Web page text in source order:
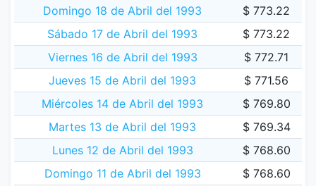
Domingo 18 de Abril del 1993
$ 773.22
Sábado 17 de Abril del 1993
$ 773.22
Viernes 16 de Abril del 1993
$ 772.71
Jueves 15 de Abril del 1993
$ 771.56
Miércoles 14 de Abril del 1993
$ 769.80
Martes 13 de Abril del 1993
$ 769.34
Lunes 12 de Abril del 1993
$ 768.60
Domingo 11 de Abril del 1993
$ 768.60